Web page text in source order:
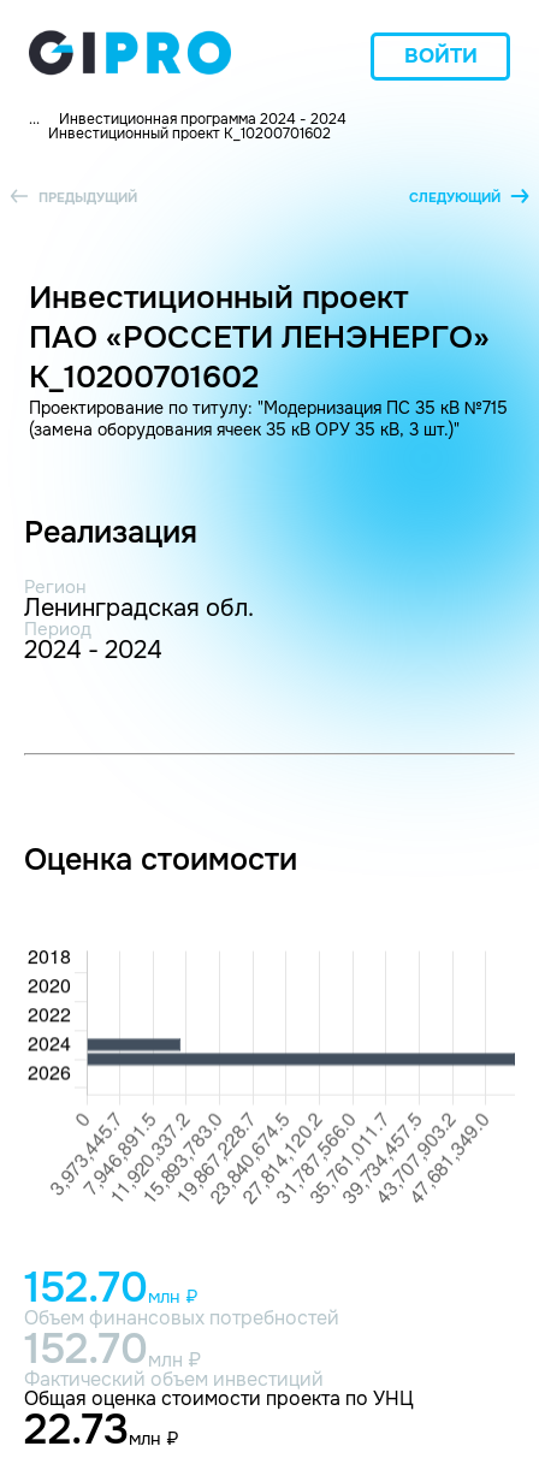
ВОЙТИ
... Инвестиционная программа 2024 - 2024
Инвестиционный проект K_10200701602
ПРЕДЫДУЩИЙ СЛЕДУЮЩИЙ
Инвестиционный проект
ПАО «РОССЕТИ ЛЕНЭНЕРГО»
K_10200701602
Проектирование по титулу: "Модернизация ПС 35 кВ №715
(замена оборудования ячеек 35 кВ ОРУ 35 кВ, 3 шт.)"
Реализация
Регион
Ленинградская обл.
Период
2024 - 2024
Оценка стоимости
152.70млн ₽
Объем финансовых потребностей
152.70млн ₽
Фактический объем инвестиций
Общая оценка стоимости проекта по УНЦ
22.73млн ₽